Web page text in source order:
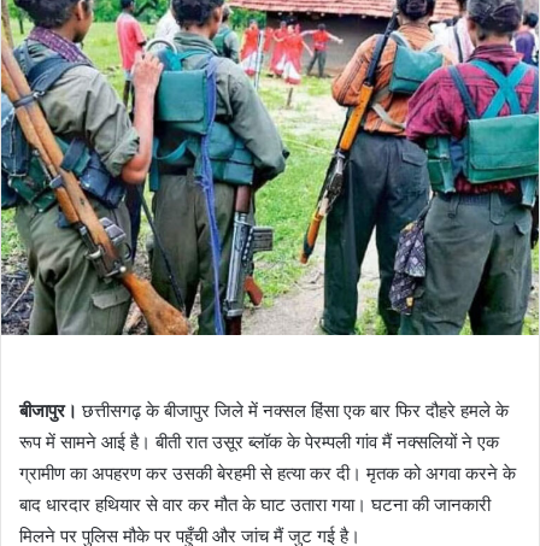
बीजापुर। छत्तीसगढ़ के बीजापुर जिले में नक्सल हिंसा एक बार फिर दौहरे हमले के
रूप में सामने आई है। बीती रात उसूर ब्लॉक के पेरम्पली गांव मैं नक्सलियों ने एक
ग्रामीण का अपहरण कर उसकी बेरहमी से हत्या कर दी। मृतक को अगवा करने के
बाद धारदार हथियार से वार कर मौत के घाट उतारा गया। घटना की जानकारी
मिलने पर पुलिस मौके पर पहुँची और जांच मैं जुट गई है।